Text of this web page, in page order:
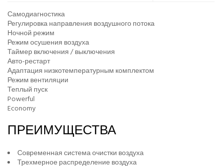
Самодиагностика
Регулировка направления воздушного потока
Ночной режим
Режим осушения воздуха
Таймер включения / выключения
Авто-рестарт
Адаптация низкотемпературным комплектом
Режим вентиляции
Теплый пуск
Powerful
Economy
ПРЕИМУЩЕСТВА
Современная система очистки воздуха
Трехмерное распределение воздуха